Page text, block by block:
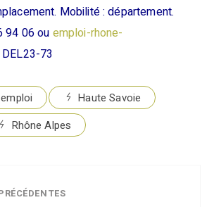
Mobilité : département.
94 06 ou emploi-rhone-
DEL23-73
emploi
Haute Savoie
Rhône Alpes